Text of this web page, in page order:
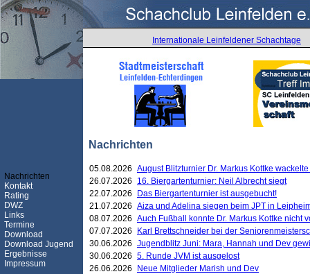
Internationale Leinfeldener Schachtage
Nachrichten
Nachrichten
Kontakt
Rating
DWZ
Links
Termine
Download
Download Jugend
Ergebnisse
Impressum
05.08.2026 August Blitzturnier Dr. Markus Kottke
26.07.2026
16. Biergartenturnier: Neil Albrecht siegt
22.07.2026
Das Biergartenturnier ist ausgebucht!
21.07.2026 Aiza und Adelina siegen beim JPT in
08.07.2026 Auch Fußball konnte Dr. Markus Kottke nicht
07.07.2026
Karl Brettschneider bei der
30.06.2026 Jugendblitz Juni: Mara, Hannah und Dev
30.06.2026 5. Runde JVM ist ausgelost
26.06.2026
Neue Mitglieder Marish und Dev